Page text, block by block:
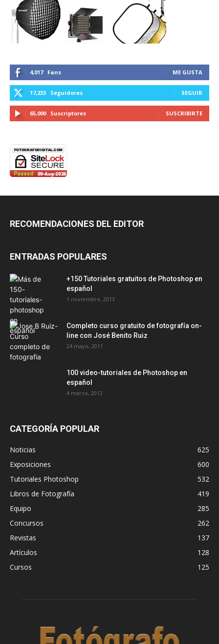
4,017 Fans ME GUSTA
17,233 Seguidores SEGUIR
65,000 Suscriptores SUSCRIBIRTE
RECOMENDACIONES DEL EDITOR
ENTRADAS POPULARES
+150 Tutoriales gratuitos de Photoshop en
español
1 noviembre, 2013
Completo curso gratuito de fotografía on-
line con José Benito Ruiz
24 mayo, 2011
100 video-tutoriales de Photoshop en
español
4 marzo, 2012
CATEGORÍA POPULAR
Noticias
625
Exposiciones
600
Tutoriales Photoshop
532
Libros de Fotografía
419
Equipo
285
Concursos
262
Revistas
137
Artículos
128
Cursos
125